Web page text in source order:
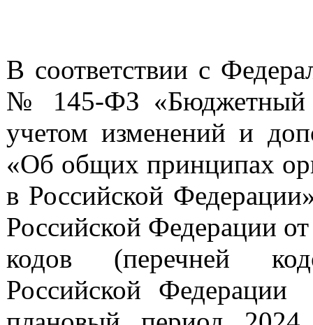
В соответствии с
№ 145-ФЗ «Бюджетный
учетом изменений и
«Об общих принципах
в Российской
Российской Федерации
кодов (перечней
Российской